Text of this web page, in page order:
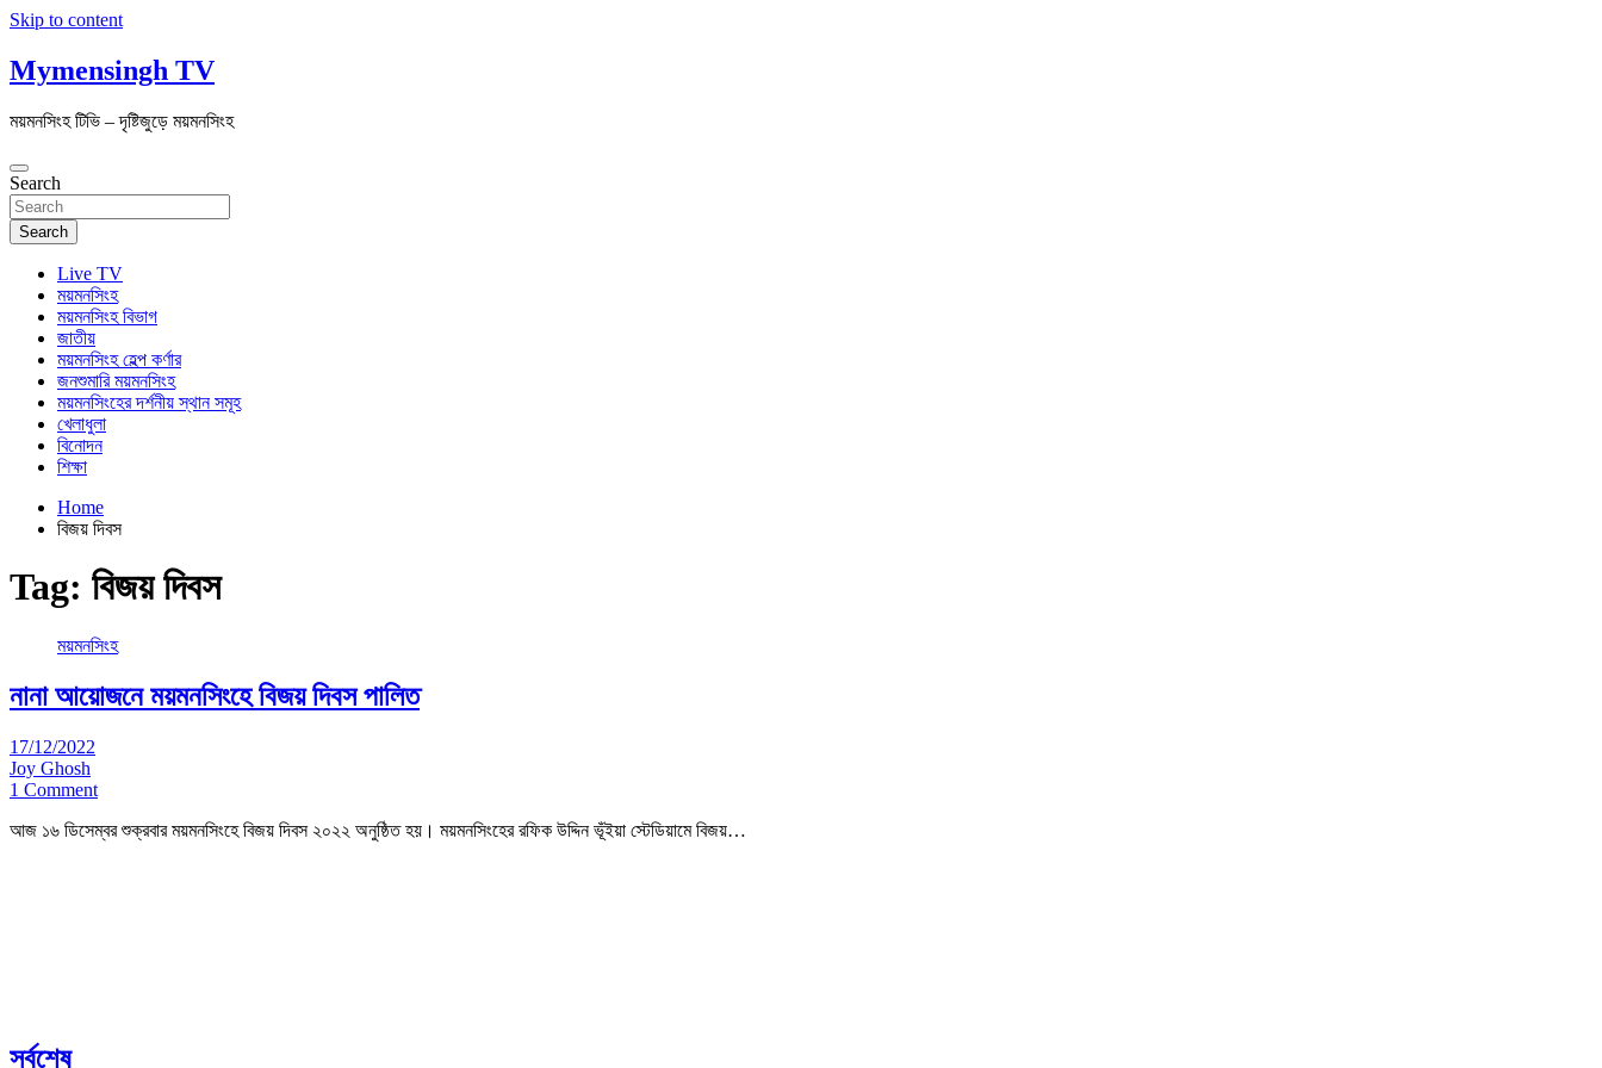
Skip to content
Mymensingh TV
ময়মনসিংহ টিভি – দৃষ্টিজুড়ে ময়মনসিংহ
Search
Search
Live TV
ময়মনসিংহ
ময়মনসিংহ বিভাগ
জাতীয়
ময়মনসিংহ হেল্প কর্ণার
জনশুমারি ময়মনসিংহ
ময়মনসিংহের দর্শনীয় স্থান সমূহ
খেলাধুলা
বিনোদন
শিক্ষা
Home
বিজয় দিবস
Tag: বিজয় দিবস
ময়মনসিংহ
নানা আয়োজনে ময়মনসিংহে বিজয় দিবস পালিত
17/12/2022
Joy Ghosh
1 Comment
আজ ১৬ ডিসেম্বর শুক্রবার ময়মনসিংহে বিজয় দিবস ২০২২ অনুষ্ঠিত হয়। ময়মনসিংহের রফিক উদ্দিন ভূঁইয়া স্টেডিয়ামে বিজয়…
সর্বশেষ